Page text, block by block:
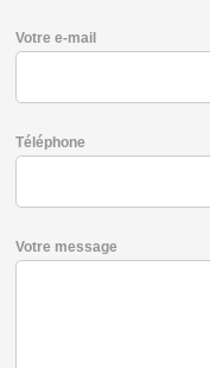
Votre e-mail
Téléphone
Votre message